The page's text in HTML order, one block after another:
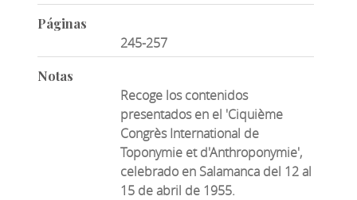
Páginas
245-257
Notas
Recoge los contenidos
presentados en el 'Ciquième
Congrès International de
Toponymie et d'Anthroponymie',
celebrado en Salamanca del 12 al
15 de abril de 1955.